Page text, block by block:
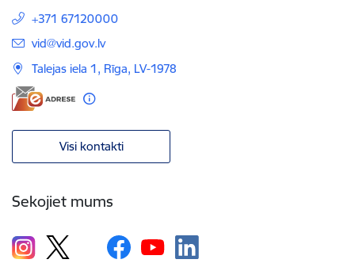
+371 67120000
E-pasts:
vid@vid.gov.lv
Talejas iela 1, Rīga, LV-1978
Visi kontakti
Sekojiet mums